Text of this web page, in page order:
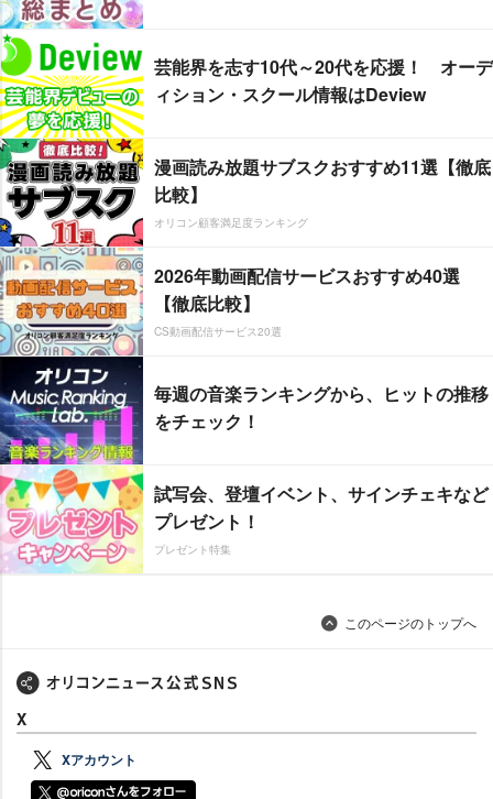
芸能界を志す10代～20代を応援！ オーデ
ィション・スクール情報はDeview
漫画読み放題サブスクおすすめ11選【徹底
比較】
オリコン顧客満足度ランキング
2026年動画配信サービスおすすめ40選
【徹底比較】
CS動画配信サービス20選
毎週の音楽ランキングから、ヒットの推移
をチェック！
試写会、登壇イベント、サインチェキなど
プレゼント！
プレゼント特集
このページのトップへ
X
Xアカウント